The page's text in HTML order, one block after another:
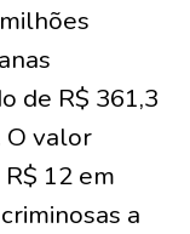
de R$ 361,3
O valor
12 em
a